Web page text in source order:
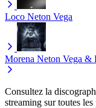
Loco Neton Vega
Morena Neton Vega &
Consultez la
streaming sur toutes les